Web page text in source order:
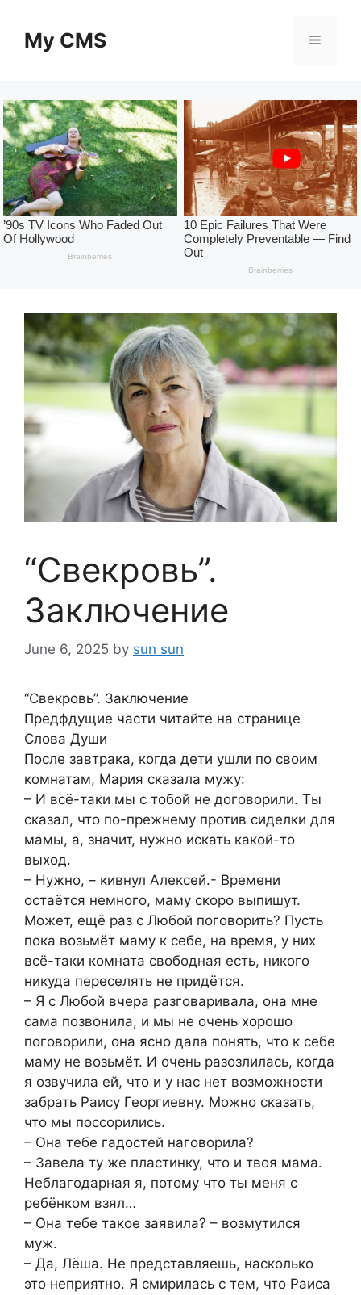
contentMy CMS Menu
“Свекровь”.
Заключение
June 6, 2025 by sun sun
“Свекровь”. Заключение
Предфдущие части читайте на странице
Слова Души
После завтрака, когда дети ушли по своим
комнатам, Мария сказала мужу:
– И всё-таки мы с тобой не договорили. Ты
сказал, что по-прежнему против сиделки для
мамы, а, значит, нужно искать какой-то
выход.
– Нужно, – кивнул Алексей.- Времени
остаётся немного, маму скоро выпишут.
Может, ещё раз с Любой поговорить? Пусть
пока возьмёт маму к себе, на время, у них
всё-таки комната свободная есть, никого
никуда переселять не придётся.
– Я с Любой вчера разговаривала, она мне
сама позвонила, и мы не очень хорошо
поговорили, она ясно дала понять, что к себе
маму не возьмёт. И очень разозлилась, когда
я озвучила ей, что и у нас нет возможности
забрать Раису Георгиевну. Можно сказать,
что мы поссорились.
– Она тебе гадостей наговорила?
– Завела ту же пластинку, что и твоя мама.
Неблагодарная я, потому что ты меня с
ребёнком взял…
– Она тебе такое заявила? – возмутился
муж.
– Да, Лёша. Не представляешь, насколько
это неприятно. Я смирилась с тем, что Раиса